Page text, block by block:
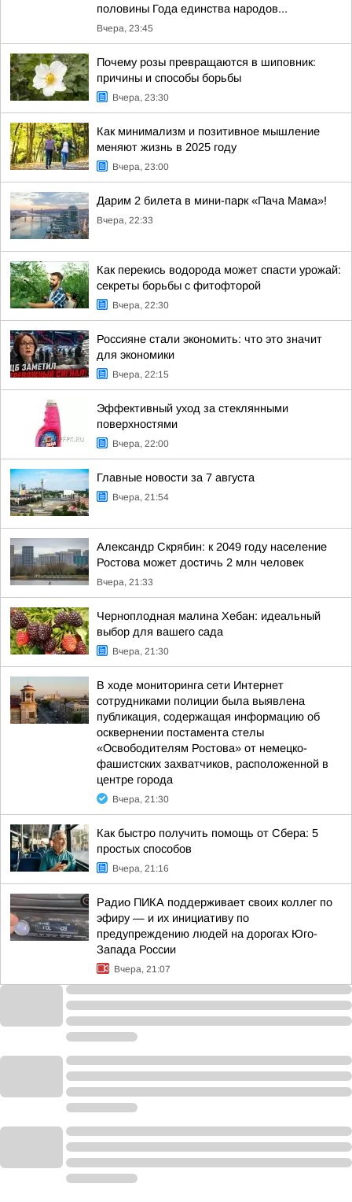
половины Года единства народов...
Вчера, 23:45
Почему розы превращаются в шиповник:
причины и способы борьбы
Вчера, 23:30
Как минимализм и позитивное мышление
меняют жизнь в 2025 году
Вчера, 23:00
Дарим 2 билета в мини-парк «Пача Мама»!
Вчера, 22:33
Как перекись водорода может спасти урожай:
секреты борьбы с фитофторой
Вчера, 22:30
Россияне стали экономить: что это значит
для экономики
Вчера, 22:15
Эффективный уход за стеклянными
поверхностями
Вчера, 22:00
Главные новости за 7 августа
Вчера, 21:54
Александр Скрябин: к 2049 году население
Ростова может достичь 2 млн человек
Вчера, 21:33
Черноплодная малина Хебан: идеальный
выбор для вашего сада
Вчера, 21:30
В ходе мониторинга сети Интернет
сотрудниками полиции была выявлена
публикация, содержащая информацию об
осквернении постамента стелы
«Освободителям Ростова» от немецко-
фашистских захватчиков, расположенной в
центре города
Вчера, 21:30
Как быстро получить помощь от Сбера: 5
простых способов
Вчера, 21:16
Радио ПИКА поддерживает своих коллег по
эфиру — и их инициативу по
предупреждению людей на дорогах Юго-
Запада России
Вчера, 21:07